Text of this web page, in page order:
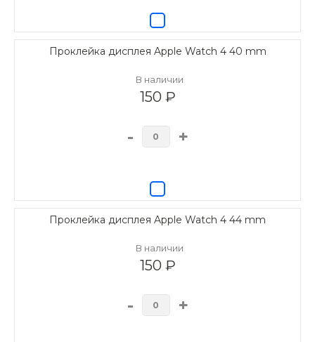
Проклейка дисплея Apple Watch 4 40 mm
В наличии
150 ₽
- +
Проклейка дисплея Apple Watch 4 44 mm
В наличии
150 ₽
- +